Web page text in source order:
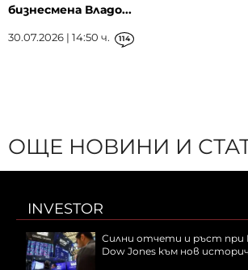
бизнесмена Владо...
30.07.2026 | 14:50 ч. 114
ОЩЕ НОВИНИ И
INVESTOR
Силни отчети и ръст при
Dow Jones към нов